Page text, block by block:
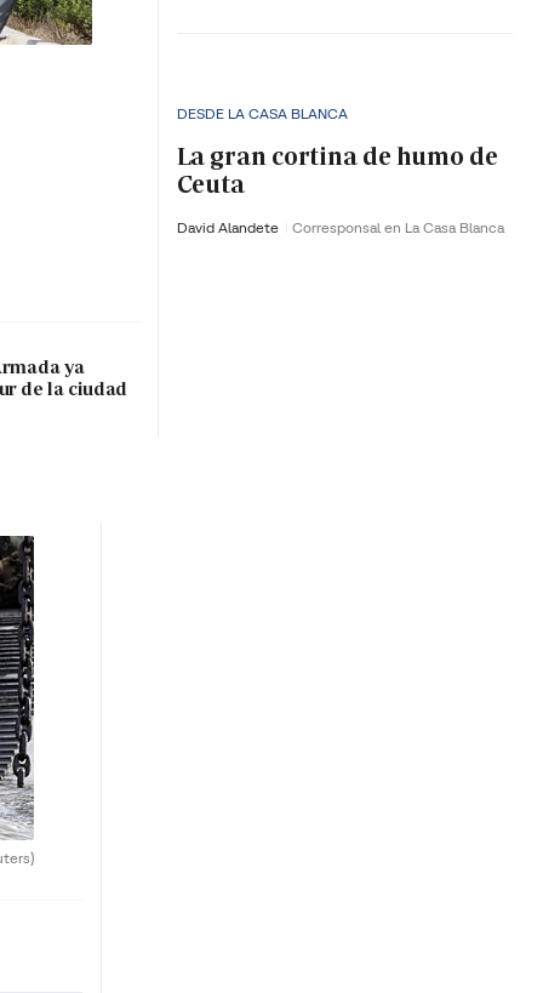
ya
de la ciudad
DESDE LA CASA BLANCA
La gran cortina de humo de
Ceuta
David Alandete Corresponsal en La Casa Blanca